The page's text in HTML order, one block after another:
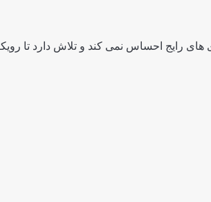
رایج احساس نمی کند و تلاش دارد تا